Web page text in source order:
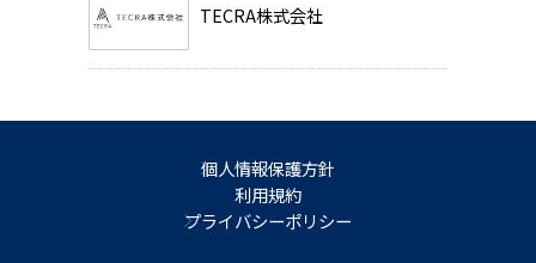
TECRA株式会社
個人情報保護方針
利用規約
プライバシーポリシー